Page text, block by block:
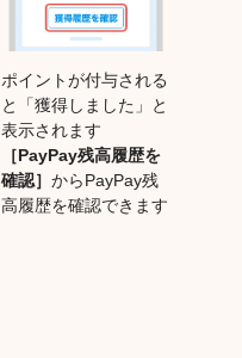
ポイントが付与される
と「獲得しました」と
表示されます
［PayPay残高履歴を
確認］ からPayPay残
高履歴を確認できます